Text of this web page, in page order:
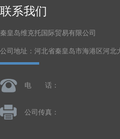
联系我们
秦皇岛维克托国际贸易有限公司
公司地址：河北省秦皇岛市海港区河
电 话：
公司传真：